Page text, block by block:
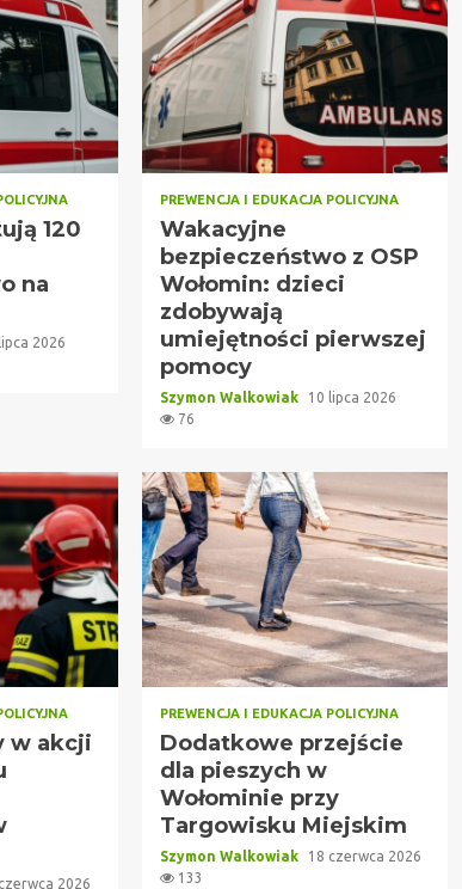
120
na
2026
PREWENCJA I EDUKACJA POLICYJNA
Wakacyjne
bezpieczeństwo z OSP
Wołomin: dzieci
zdobywają
umiejętności pierwszej
pomocy
Szymon Walkowiak
10 lipca 2026
76
w akcji
2026
PREWENCJA I EDUKACJA POLICYJNA
Dodatkowe przejście
dla pieszych w
Wołominie przy
Targowisku Miejskim
Szymon Walkowiak
18 czerwca 2026
133